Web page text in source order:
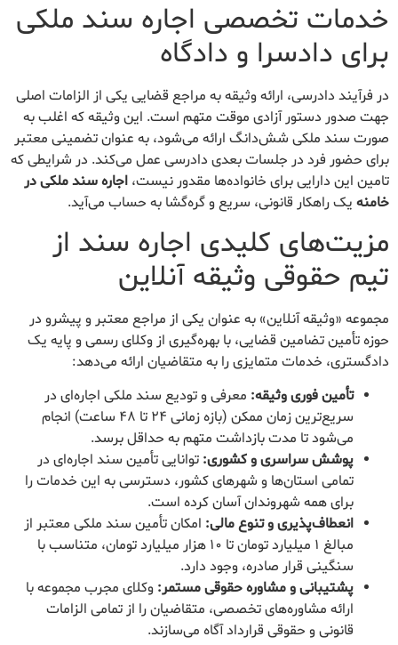
خدمات تخصصی اجاره سند ملکی
برای دادسرا و دادگاه
در فرآیند دادرسی، ارائه وثیقه به مراجع قضایی یکی از الزامات اصلی
جهت صدور دستور آزادی موقت متهم است. این وثیقه که اغلب به
صورت سند ملکی شش‌دانگ ارائه می‌شود، به عنوان تضمینی معتبر
برای حضور فرد در جلسات بعدی دادرسی عمل می‌کند. در شرایطی که
تامین این دارایی برای خانواده‌ها مقدور نیست، اجاره سند ملکی در
خامنه یک راهکار قانونی، سریع و گره‌گشا به حساب می‌آید.
مزیت‌های کلیدی اجاره سند از
تیم حقوقی وثیقه آنلاین
مجموعه «وثیقه آنلاین» به عنوان یکی از مراجع معتبر و پیشرو در
حوزه تأمین تضامین قضایی، با بهره‌گیری از وکلای رسمی و پایه یک
دادگستری، خدمات متمایزی را به متقاضیان ارائه می‌دهد:
تأمین فوری وثیقه: معرفی و تودیع سند ملکی اجاره‌ای در
سریع‌ترین زمان ممکن (بازه زمانی ۲۴ تا ۴۸ ساعت) انجام
می‌شود تا مدت بازداشت متهم به حداقل برسد.
پوشش سراسری و کشوری: توانایی تأمین سند اجاره‌ای در
تمامی استان‌ها و شهرهای کشور، دسترسی به این خدمات را
برای همه شهروندان آسان کرده است.
انعطاف‌پذیری و تنوع مالی: امکان تأمین سند ملکی معتبر از
مبالغ ۱ میلیارد تومان تا ۱۰ هزار میلیارد تومان، متناسب با
سنگینی قرار صادره، وجود دارد.
پشتیبانی و مشاوره حقوقی مستمر: وکلای مجرب مجموعه با
ارائه مشاوره‌های تخصصی، متقاضیان را از تمامی الزامات
قانونی و حقوقی قرارداد آگاه می‌سازند.